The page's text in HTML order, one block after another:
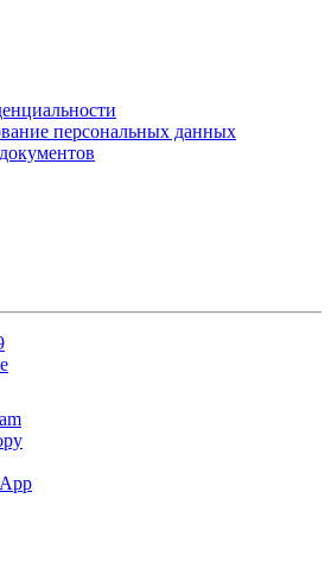
персональных данных